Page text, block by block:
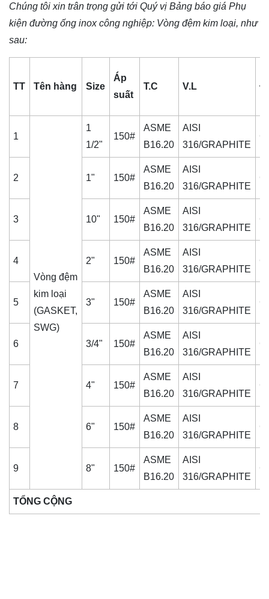
Chúng tôi xin trân trọng gửi tới Quý vị Bảng báo giá Phụ
kiện đường ống inox công nghiệp: Vòng đệm kim loại, như
sau:
TT Tên hàng Size
Áp
suất
T.C V.L
1
Vòng đệm
kim loại
(GASKET,
SWG)
1
1/2"
150#
ASME
B16.20
AISI
316/GRAPHITE
2 1" 150#
ASME
B16.20
AISI
316/GRAPHITE
3 10" 150#
ASME
B16.20
AISI
316/GRAPHITE
4 2" 150#
ASME
B16.20
AISI
316/GRAPHITE
5 3" 150#
ASME
B16.20
AISI
316/GRAPHITE
6 3/4" 150#
ASME
B16.20
AISI
316/GRAPHITE
7 4" 150#
ASME
B16.20
AISI
316/GRAPHITE
8 6" 150#
ASME
B16.20
AISI
316/GRAPHITE
9 8" 150#
ASME
B16.20
AISI
316/GRAPHITE
TỔNG CỘNG